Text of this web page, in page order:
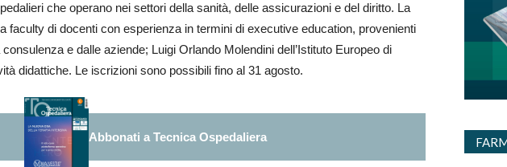
che operano nei settori della sanità, delle assicurazioni e del diritto. La
faculty di docenti con esperienza in termini di executive education, provenienti
e dalle aziende; Luigi Orlando Molendini dell’Istituto Europeo di
didattiche. Le iscrizioni sono possibili fino al 31 agosto.
Abbonati a Tecnica Ospedaliera